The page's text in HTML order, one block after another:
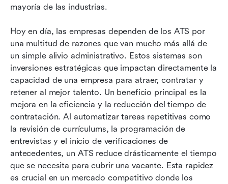
mayoría de las industrias.
Hoy en día, las empresas dependen de los ATS por
una multitud de razones que van mucho más allá de
un simple alivio administrativo. Estos sistemas son
inversiones estratégicas que impactan directamente la
capacidad de una empresa para atraer, contratar y
retener al mejor talento. Un beneficio principal es la
mejora en la eficiencia y la reducción del tiempo de
contratación. Al automatizar tareas repetitivas como
la revisión de currículums, la programación de
entrevistas y el inicio de verificaciones de
antecedentes, un ATS reduce drásticamente el tiempo
que se necesita para cubrir una vacante. Esta rapidez
es crucial en un mercado competitivo donde los